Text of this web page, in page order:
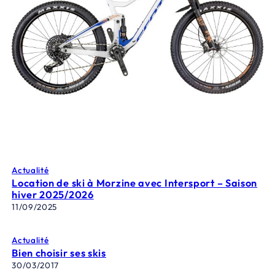
Actualité
Location de ski à Morzine avec Intersport – Saison
hiver 2025/2026
11/09/2025
Actualité
Bien choisir ses skis
30/03/2017